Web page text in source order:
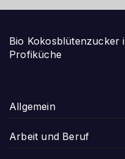
Bio Kokosblütenzucker
Profiküche
Allgemein
Arbeit und Beruf